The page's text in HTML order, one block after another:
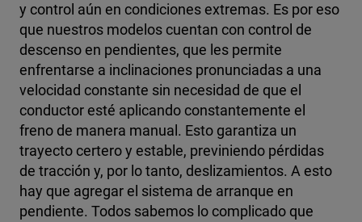
y control aún en condiciones extremas. Es por eso
que nuestros modelos cuentan con control de
descenso en pendientes, que les permite
enfrentarse a inclinaciones pronunciadas a una
velocidad constante sin necesidad de que el
conductor esté aplicando constantemente el
freno de manera manual. Esto garantiza un
trayecto certero y estable, previniendo pérdidas
de tracción y, por lo tanto, deslizamientos. A esto
hay que agregar el sistema de arranque en
pendiente. Todos sabemos lo complicado que